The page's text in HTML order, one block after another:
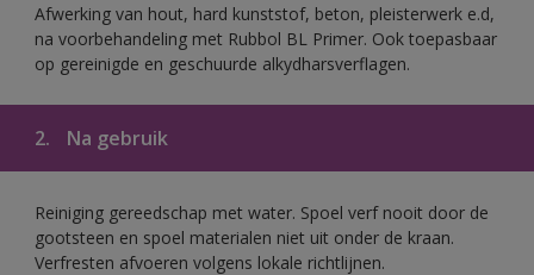
Afwerking van hout, hard kunststof, beton, pleisterwerk e.d,
na voorbehandeling met Rubbol BL Primer. Ook toepasbaar
op gereinigde en geschuurde alkydharsverflagen.
2. Na gebruik
Reiniging gereedschap met water. Spoel verf nooit door de
gootsteen en spoel materialen niet uit onder de kraan.
Verfresten afvoeren volgens lokale richtlijnen.